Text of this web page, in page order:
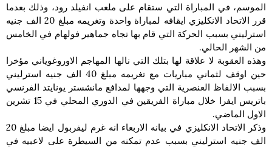
الموسم، في المباراة التي ستقام على ملعب انفيلد رود، وذلك بعدما
قرر الاتحاد الانكليزي ايقافه لمباراة واحدة وتغريمه مبلغ 20 الف جنيه
استرليني بسبب الحركة التي قام بها تجاه جماهير فولهام في الخامس
من الشهر الحالي.
وهذه العقوبة لا علاقة لها بتلك التي نالها المهاجم الاوروغوياني مؤخرا
حين اوقف لثماني مباريات مع تغريمه مبلغ 40 الف جنيه استرليني
بسبب الالفاظ العنصرية التي وجهها لمدافع مانشستر يونايتد الفرنسي
باتريس ايفرا خلال مباراة الفريقين في الدوري المحلي في 15 تشرين
الاول الماضي.
وذكر الاتحاد الانكليزي في بيانه الاربعاء انه غرم ليفربول ايضا مبلغ 20
الف جنيه استرليني بسبب عدم تمكنه من السيطرة على لاعبيه في